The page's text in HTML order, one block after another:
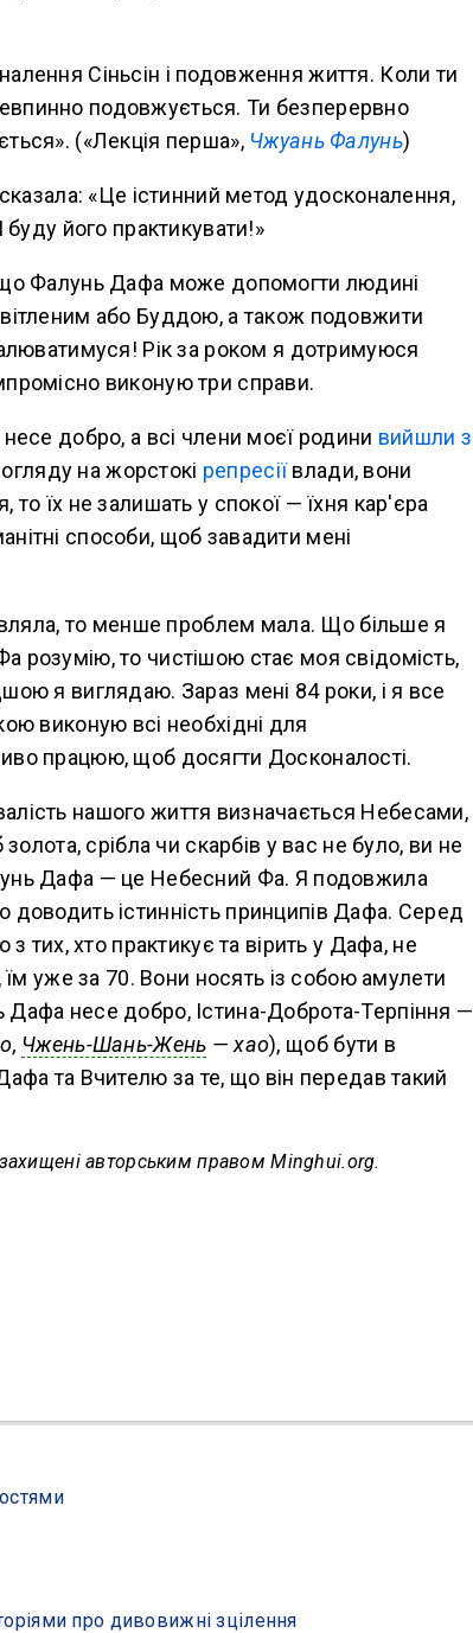
Сіньсін і подовження життя. Коли ти
подовжується. Ти безперервно
(«Лекція перша», Чжуань Фалунь)
«Це істинний метод удосконалення,
його практикувати!»
що Фалунь Дафа може допомогти людині
або Буддою, а також подовжити
Рік за роком я дотримуюся
виконую три справи.
добро, а всі члени моєї родини вийшли з
на жорстокі репресіївлади, вони
їх не залишать у спокої — їхня кар'єра
способи, щоб завадити мені
то менше проблем мала. Що більше я
розумію, то чистішою стає моя свідомість,
я виглядаю. Зараз мені 84 роки, і я все
виконую всі необхідні для
працюю, щоб досягти Досконалості.
нашого життя визначається Небесами,
срібла чи скарбів у вас не було, ви не
Дафа — це Небесний Фа. Я подовжила
істинність принципів Дафа. Серед
тих, хто практикує та вірить у Дафа, не
уже за 70. Вони носять із собою амулети
несе добро, Істина-Доброта-Терпіння —
Чжень-Шань-Жень — хао), щоб бути в
та Вчителю за те, що він передав такий
захищені авторським правом Minghui.org.
про дивовижні зцілення